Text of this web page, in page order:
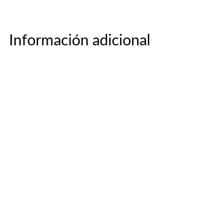
Información adicional